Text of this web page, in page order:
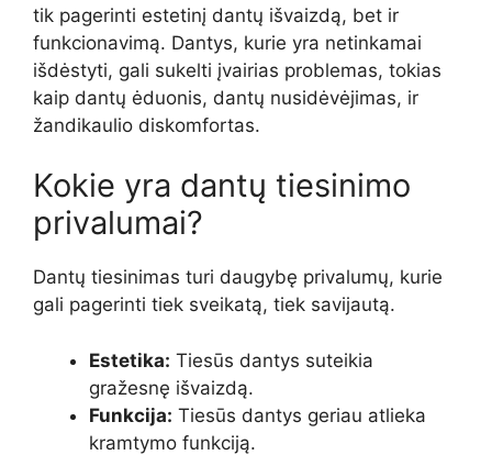
tik pagerinti estetinį dantų išvaizdą, bet ir
funkcionavimą. Dantys, kurie yra netinkamai
išdėstyti, gali sukelti įvairias problemas, tokias
kaip dantų ėduonis, dantų nusidėvėjimas, ir
žandikaulio diskomfortas.
Kokie yra dantų tiesinimo
privalumai?
Dantų tiesinimas turi daugybę privalumų, kurie
gali pagerinti tiek sveikatą, tiek savijautą.
Estetika: Tiesūs dantys suteikia
gražesnę išvaizdą.
Funkcija: Tiesūs dantys geriau atlieka
kramtymo funkciją.